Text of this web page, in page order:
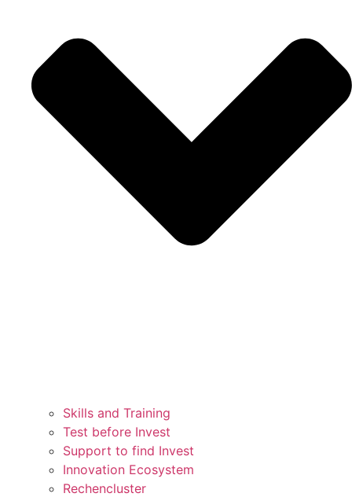
Skills and Training
Test before Invest
Support to find Invest
Innovation Ecosystem
Rechencluster​